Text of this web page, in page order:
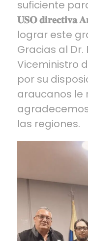
suficiente
𝐔𝐒𝐎 𝐝𝐢𝐫𝐞𝐜𝐭𝐢𝐯𝐚
lograr este
Gracias al Dr.
Viceministro
por su
araucanos le
las regiones.